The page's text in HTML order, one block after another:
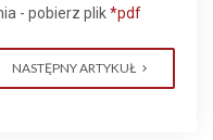
- pobierz plik*pdf
NASTĘPNY ARTYKUŁ